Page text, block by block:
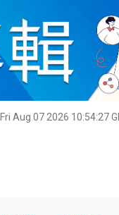
Fri Aug 07 2026 10:54:29
名家榜 灼見活